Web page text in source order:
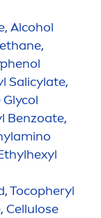
Alcohol
Salicylate,
Benzoate,
Tocopheryl
Cellulose